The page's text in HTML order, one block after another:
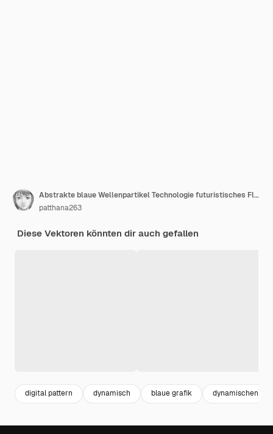
Abstrakte blaue Wellenpartikel Technologie futuristisches Flow-Gitter Landschaft digitaler Hintergrundvektor.
patthana263
Diese Vektoren könnten dir auch gefallen
digital pattern dynamisch blaue grafik dynamischen